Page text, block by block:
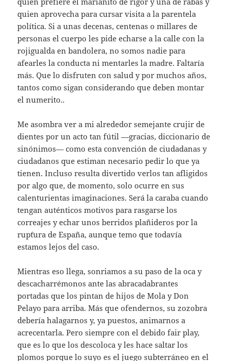
quien aprovecha para cursar visita a la parentela
política. Si a unas decenas, centenas o millares de
personas el cuerpo les pide echarse a la calle con la
rojigualda en bandolera, no somos nadie para
afearles la conducta ni mentarles la madre. Faltaría
más. Que lo disfruten con salud y por muchos años,
tantos como sigan considerando que deben montar
el numerito..
Me asombra ver a mi alrededor semejante crujir de
dientes por un acto tan fútil —gracias, diccionario de
sinónimos— como esta convención de ciudadanas y
ciudadanos que estiman necesario pedir lo que ya
tienen. Incluso resulta divertido verlos tan afligidos
por algo que, de momento, solo ocurre en sus
calenturientas imaginaciones. Será la caraba cuando
tengan auténticos motivos para rasgarse los
correajes y echar unos berridos plañideros por la
rup`tura de España, aunque temo que todavía
estamos lejos del caso.
Mientras eso llega, sonriamos a su paso de la oca y
descacharrémonos ante las abracadabrantes
portadas que los pintan de hijos de Mola y Don
Pelayo para arriba. Más que ofendernos, su zozobra
debería halagarnos y, ya puestos, animarnos a
acrecentarla. Pero siempre con el debido fair play,
que es lo que los descoloca y les hace saltar los
plomos porque lo suyo es el juego subterráneo en el